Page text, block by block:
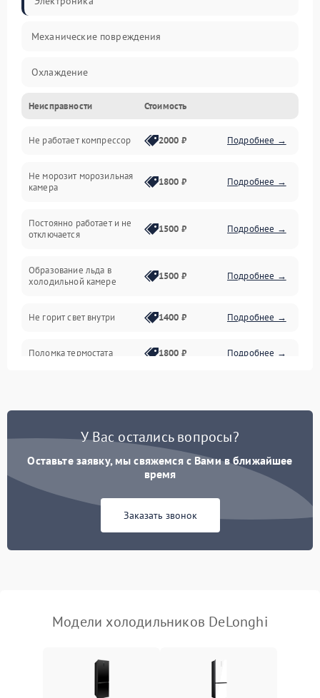
Механические повреждения
Охлаждение
Механика
Электропитание
Дренаж
Неисправности Стоимость
Не работает компрессор 2000 ₽ Подробнее →
Не морозит морозильная
камера
1800 ₽ Подробнее →
Постоянно работает и не
отключается
1500 ₽ Подробнее →
Образование льда в
холодильной камере
1500 ₽ Подробнее →
Не горит свет внутри 1400 ₽ Подробнее →
Поломка термостата 1800 ₽ Подробнее →
Образование конденсата
1800 ₽ Подробнее →
Сбой в работе инвертора
работе
2000 ₽ Подробнее →
У Вас остались вопросы?
Оставьте заявку, мы свяжемся с Вами в ближайшее
время
Заказать звонок
Модели холодильников DeLonghi